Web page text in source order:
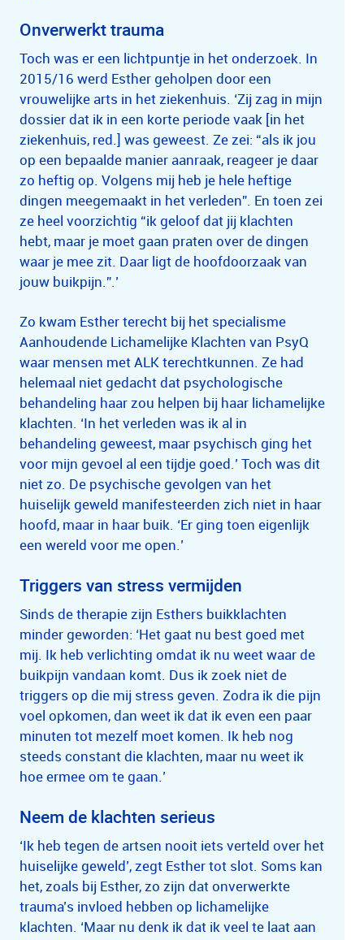
Onverwerkt trauma
Toch was er een lichtpuntje in het onderzoek. In
2015/16 werd Esther geholpen door een
vrouwelijke arts in het ziekenhuis. ‘Zij zag in mijn
dossier dat ik in een korte periode vaak [in het
ziekenhuis, red.] was geweest. Ze zei: “als ik jou
op een bepaalde manier aanraak, reageer je daar
zo heftig op. Volgens mij heb je hele heftige
dingen meegemaakt in het verleden”. En toen zei
ze heel voorzichtig “ik geloof dat jij klachten
hebt, maar je moet gaan praten over de dingen
waar je mee zit. Daar ligt de hoofdoorzaak van
jouw buikpijn.”.’
Zo kwam Esther terecht bij het specialisme
Aanhoudende Lichamelijke Klachten van PsyQ
waar mensen met ALK terechtkunnen. Ze had
helemaal niet gedacht dat psychologische
behandeling haar zou helpen bij haar lichamelijke
klachten. ‘In het verleden was ik al in
behandeling geweest, maar psychisch ging het
voor mijn gevoel al een tijdje goed.’ Toch was dit
niet zo. De psychische gevolgen van het
huiselijk geweld manifesteerden zich niet in haar
hoofd, maar in haar buik. ‘Er ging toen eigenlijk
een wereld voor me open.’
Triggers van stress vermijden
Sinds de therapie zijn Esthers buikklachten
minder geworden: ‘Het gaat nu best goed met
mij. Ik heb verlichting omdat ik nu weet waar de
buikpijn vandaan komt. Dus ik zoek niet de
triggers op die mij stress geven. Zodra ik die pijn
voel opkomen, dan weet ik dat ik even een paar
minuten tot mezelf moet komen. Ik heb nog
steeds constant die klachten, maar nu weet ik
hoe ermee om te gaan.’
Neem de klachten serieus
‘Ik heb tegen de artsen nooit iets verteld over het
huiselijke geweld’, zegt Esther tot slot. Soms kan
het, zoals bij Esther, zo zijn dat onverwerkte
trauma’s invloed hebben op lichamelijke
klachten. ‘Maar nu denk ik dat ik veel te laat aan